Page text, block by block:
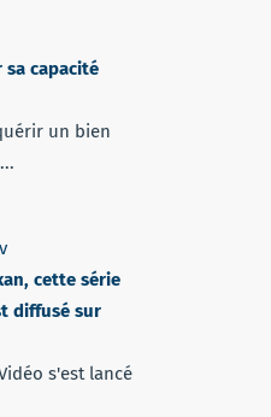
sa capacité
un bien
cette série
diffusé sur
s'est lancé